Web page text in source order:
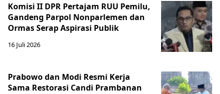
Komisi II DPR Pertajam RUU Pemilu,
Gandeng Parpol Nonparlemen dan
Ormas Serap Aspirasi Publik
16 Juli 2026
Prabowo dan Modi Resmi Kerja
Sama Restorasi Candi Prambanan